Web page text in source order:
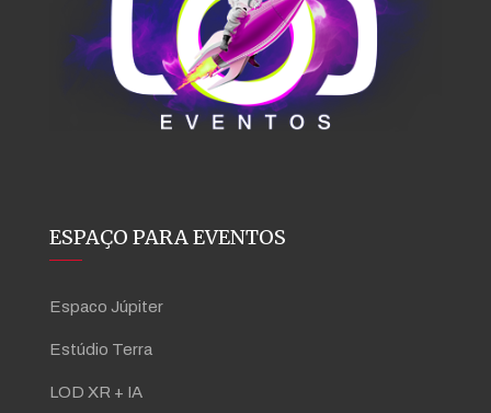
ESPAÇO PARA EVENTOS
Espaco Júpiter
Estúdio Terra
LOD XR + IA